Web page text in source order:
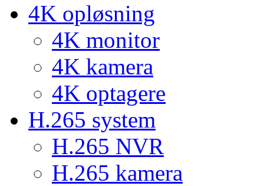
4K opløsning
4K monitor
4K kamera
4K optagere
H.265 system
H.265 NVR
H.265 kamera